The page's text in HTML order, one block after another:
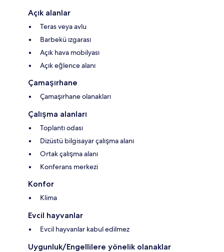
Açık alanlar
Teras veya avlu
Barbekü ızgarası
Açık hava mobilyası
Açık eğlence alanı
Çamaşırhane
Çamaşırhane olanakları
Çalışma alanları
Toplantı odası
Dizüstü bilgisayar çalışma alanı
Ortak çalışma alanı
Konferans merkezi
Konfor
Klima
Evcil hayvanlar
Evcil hayvanlar kabul edilmez
Uygunluk/Engellilere yönelik olanaklar